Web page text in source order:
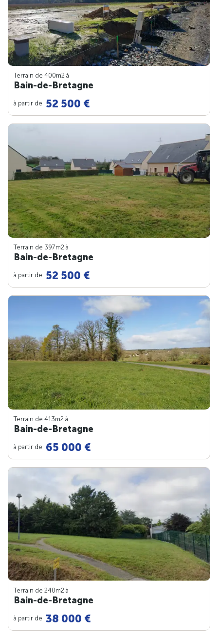
Terrain de 400m2 à
Bain-de-Bretagne
à partir de 52 500 €
Terrain de 397m2 à
Bain-de-Bretagne
à partir de 52 500 €
Terrain de 413m2 à
Bain-de-Bretagne
à partir de 65 000 €
Terrain de 240m2 à
Bain-de-Bretagne
à partir de 38 000 €